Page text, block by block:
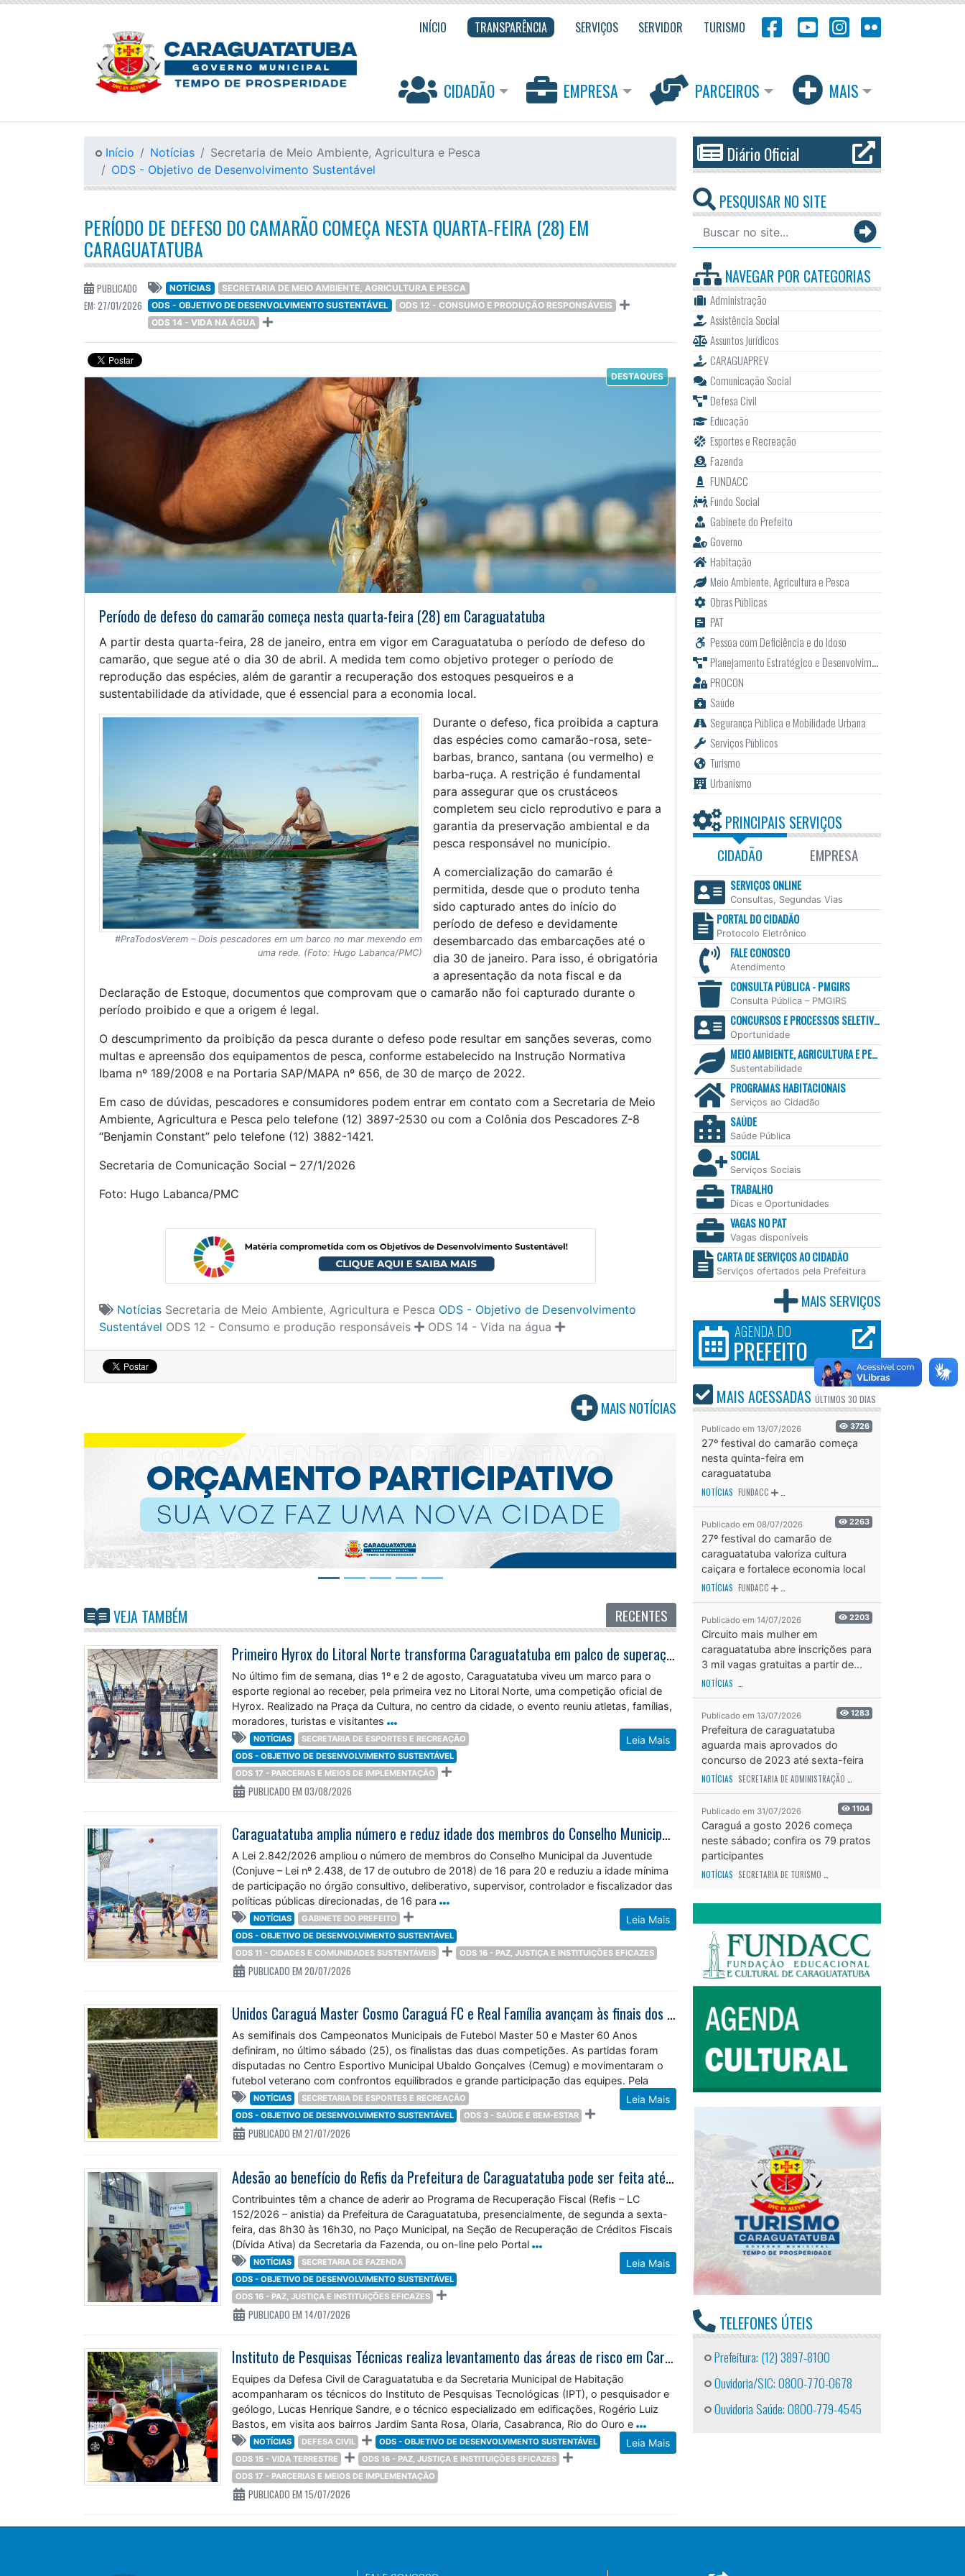
INÍCIO TRANSPARÊNCIA SERVIÇOS SERVIDOR TURISMO
CIDADÃO EMPRESA PARCEIROS MAIS
Início Notícias
Secretaria de Meio Ambiente, Agricultura e Pesca
ODS - Objetivo de Desenvolvimento Sustentável
PERÍODO DE DEFESO DO CAMARÃO COMEÇA NESTA QUARTA-FEIRA (28) EM
CARAGUATATUBA
PUBLICADO
EM: 27/01/2026
NOTÍCIAS
SECRETARIA DE MEIO AMBIENTE, AGRICULTURA E PESCA
ODS - OBJETIVO DE DESENVOLVIMENTO SUSTENTÁVEL
ODS 12 - CONSUMO E PRODUÇÃO RESPONSÁVEIS
ODS 14 - VIDA NA ÁGUA
DESTAQUES
Período de defeso do camarão começa nesta quarta-feira (28) em Caraguatatuba
A partir desta quarta-feira, 28 de janeiro, entra em vigor em Caraguatatuba o período de defeso do
camarão, que segue até o dia 30 de abril. A medida tem como objetivo proteger o período de
reprodução das espécies, além de garantir a recuperação dos estoques pesqueiros e a
sustentabilidade da atividade, que é essencial para a economia local.
#PraTodosVerem – Dois pescadores em um barco no mar mexendo em
uma rede. (Foto: Hugo Labanca/PMC)
Durante o defeso, fica proibida a captura
das espécies como camarão-rosa, sete-
barbas, branco, santana (ou vermelho) e
barba-ruça. A restrição é fundamental
para assegurar que os crustáceos
completem seu ciclo reprodutivo e para a
garantia da preservação ambiental e da
pesca responsável no município.
A comercialização do camarão é
permitida, desde que o produto tenha
sido capturado antes do início do
período de defeso e devidamente
desembarcado das embarcações até o
dia 30 de janeiro. Para isso, é obrigatória
a apresentação da nota fiscal e da
Declaração de Estoque, documentos que comprovam que o camarão não foi capturado durante o
período proibido e que a origem é legal.
O descumprimento da proibição da pesca durante o defeso pode resultar em sanções severas, como
multas e apreensão dos equipamentos de pesca, conforme estabelecido na Instrução Normativa
Ibama nº 189/2008 e na Portaria SAP/MAPA nº 656, de 30 de março de 2022.
Em caso de dúvidas, pescadores e consumidores podem entrar em contato com a Secretaria de Meio
Ambiente, Agricultura e Pesca pelo telefone (12) 3897-2530 ou com a Colônia dos Pescadores Z-8
“Benjamin Constant” pelo telefone (12) 3882-1421.
Secretaria de Comunicação Social – 27/1/2026
Foto: Hugo Labanca/PMC
Notícias Secretaria de Meio Ambiente, Agricultura e Pesca ODS - Objetivo de Desenvolvimento
Sustentável ODS 12 - Consumo e produção responsáveis ODS 14 - Vida na água
MAIS NOTÍCIAS
VEJA TAMBÉM RECENTES
Primeiro Hyrox do Litoral Norte transforma Caraguatatuba em palco de superação e solidariedade
No último fim de semana, dias 1º e 2 de agosto, Caraguatatuba viveu um marco para o
esporte regional ao receber, pela primeira vez no Litoral Norte, uma competição oficial de
Hyrox. Realizado na Praça da Cultura, no centro da cidade, o evento reuniu atletas, famílias,
moradores, turistas e visitantes
Leia Mais
NOTÍCIAS
SECRETARIA DE ESPORTES E RECREAÇÃO
ODS - OBJETIVO DE DESENVOLVIMENTO SUSTENTÁVEL
ODS 17 - PARCERIAS E MEIOS DE IMPLEMENTAÇÃO
PUBLICADO EM 03/08/2026
Caraguatatuba amplia número e reduz idade dos membros do Conselho Municipal da Juventude
A Lei 2.842/2026 ampliou o número de membros do Conselho Municipal da Juventude
(Conjuve – Lei nº 2.438, de 17 de outubro de 2018) de 16 para 20 e reduziu a idade mínima
de participação no órgão consultivo, deliberativo, supervisor, controlador e fiscalizador das
políticas públicas direcionadas, de 16 para
Leia Mais
NOTÍCIAS
GABINETE DO PREFEITO
ODS - OBJETIVO DE DESENVOLVIMENTO SUSTENTÁVEL
ODS 11 - CIDADES E COMUNIDADES SUSTENTÁVEIS
ODS 16 - PAZ, JUSTIÇA E INSTITUIÇÕES EFICAZES
PUBLICADO EM 20/07/2026
Unidos Caraguá Master Cosmo Caraguá FC e Real Família avançam às finais dos Campeonatos Master
As semifinais dos Campeonatos Municipais de Futebol Master 50 e Master 60 Anos
definiram, no último sábado (25), os finalistas das duas competições. As partidas foram
disputadas no Centro Esportivo Municipal Ubaldo Gonçalves (Cemug) e movimentaram o
futebol veterano com confrontos equilibrados e grande participação das equipes. Pela
categoria Master
Leia Mais
NOTÍCIAS
SECRETARIA DE ESPORTES E RECREAÇÃO
ODS - OBJETIVO DE DESENVOLVIMENTO SUSTENTÁVEL
ODS 3 - SAÚDE E BEM-ESTAR
PUBLICADO EM 27/07/2026
Adesão ao benefício do Refis da Prefeitura de Caraguatatuba pode ser feita até dia 31 de agosto
Contribuintes têm a chance de aderir ao Programa de Recuperação Fiscal (Refis – LC
152/2026 – anistia) da Prefeitura de Caraguatatuba, presencialmente, de segunda a sexta-
feira, das 8h30 às 16h30, no Paço Municipal, na Seção de Recuperação de Créditos Fiscais
(Dívida Ativa) da Secretaria da Fazenda, ou on-line pelo Portal
Leia Mais
NOTÍCIAS
SECRETARIA DE FAZENDA
ODS - OBJETIVO DE DESENVOLVIMENTO SUSTENTÁVEL
ODS 16 - PAZ, JUSTIÇA E INSTITUIÇÕES EFICAZES
PUBLICADO EM 14/07/2026
Instituto de Pesquisas Técnicas realiza levantamento das áreas de risco em Caraguatatuba
Equipes da Defesa Civil de Caraguatatuba e da Secretaria Municipal de Habitação
acompanharam os técnicos do Instituto de Pesquisas Tecnológicas (IPT), o pesquisador e
geólogo, Lucas Henrique Sandre, e o técnico especializado em edificações, Rogério Luiz
Bastos, em visita aos bairros Jardim Santa Rosa, Olaria, Casabranca, Rio do Ouro e
Leia Mais
NOTÍCIAS DEFESA CIVIL
ODS - OBJETIVO DE DESENVOLVIMENTO SUSTENTÁVEL
ODS 15 - VIDA TERRESTRE
ODS 16 - PAZ, JUSTIÇA E INSTITUIÇÕES EFICAZES
ODS 17 - PARCERIAS E MEIOS DE IMPLEMENTAÇÃO
PUBLICADO EM 15/07/2026
Diário Oficial
PESQUISAR NO SITE
NAVEGAR PORCATEGORIAS
Administração
Assistência Social
Assuntos Jurídicos
CARAGUAPREV
Comunicação Social
Defesa Civil
Educação
Esportes e Recreação
Fazenda
FUNDACC
Fundo Social
Gabinete do Prefeito
Governo
Habitação
Meio Ambiente, Agricultura e Pesca
Obras Públicas
PAT
Pessoa com Deficiência e do Idoso
Planejamento Estratégico e Desenvolvimento
PROCON
Saúde
Segurança Pública e Mobilidade Urbana
Serviços Públicos
Turismo
Urbanismo
PRINCIPAIS SERVIÇOS
CIDADÃO EMPRESA
SERVIÇOS ONLINE
Consultas, Segundas Vias
PORTAL DO CIDADÃO
Protocolo Eletrônico
FALE CONOSCO
Atendimento
CONSULTA PÚBLICA - PMGIRS
Consulta Pública – PMGIRS
CONCURSOS E PROCESSOS SELETIVOS
Oportunidade
MEIO AMBIENTE, AGRICULTURA E PESCA
Sustentabilidade
PROGRAMAS HABITACIONAIS
Serviços ao Cidadão
SAÚDE
Saúde Pública
SOCIAL
Serviços Sociais
TRABALHO
Dicas e Oportunidades
VAGAS NO PAT
Vagas disponíveis
CARTA DE SERVIÇOS AO CIDADÃO
Serviços ofertados pela Prefeitura
MAIS SERVIÇOS
AGENDA DO
PREFEITO
MAIS ACESSADAS ÚLTIMOS 30 DIAS
Publicado em 13/07/2026 3726
27º festival do camarão começa
nesta quinta-feira em
caraguatatuba
NOTÍCIAS FUNDACC
Publicado em 08/07/2026 2263
27º festival do camarão de
caraguatatuba valoriza cultura
caiçara e fortalece economia local
NOTÍCIAS FUNDACC
Publicado em 14/07/2026 2203
Circuito mais mulher em
caraguatatuba abre inscrições para
3 mil vagas gratuitas a partir de...
NOTÍCIAS
Publicado em 13/07/2026 1283
Prefeitura de caraguatatuba
aguarda mais aprovados do
concurso de 2023 até sexta-feira
(17)
NOTÍCIAS SECRETARIA DE ADMINISTRAÇÃO
Publicado em 31/07/2026 1104
Caraguá a gosto 2026 começa
neste sábado; confira os 79 pratos
participantes
NOTÍCIAS SECRETARIA DE TURISMO
TELEFONES ÚTEIS
Prefeitura: (12) 3897-8100
Ouvidoria/SIC: 0800-770-0678
Ouvidoria Saúde: 0800-779-4545